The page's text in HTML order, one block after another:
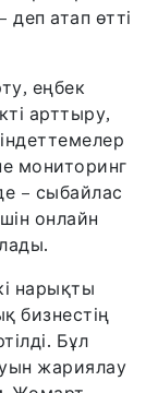
атап өтті
еңбек
арттыру,
мониторинг
– сыбайлас
онлайн
нарықты
бизнестің
Бұл
жариялау